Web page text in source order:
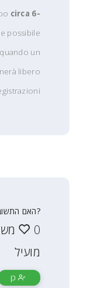
circa 6-
possibile
un
libero
?האם
0
מועיל
כן